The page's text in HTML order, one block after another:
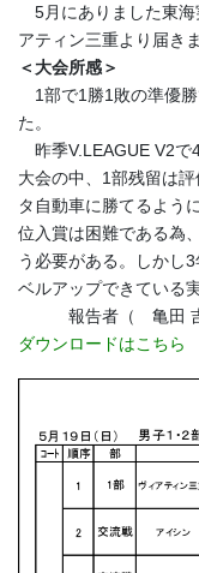
5月にありました東海
アティン三重より届き
＜大会所感＞
1部で1勝1敗の準優勝
昨季V.LEAGUE V2で
大会の中、1部残留は
タ自動車に勝てるよう
位入賞は困難である為
う必要がある。しかし
ベルアップできている
報告者（ 亀田
ダウンロードはこちら